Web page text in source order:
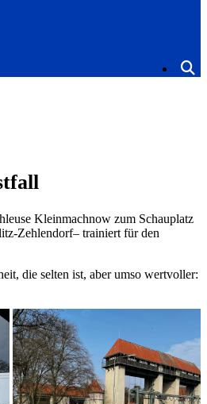
Kleinmachnow zum Schauplatz
Zehlendorf– trainiert für den
die selten ist, aber umso wertvoller: